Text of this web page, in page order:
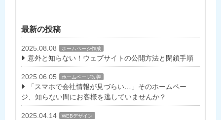
最新の投稿
2025.08.08 ホームページ作成
意外と知らない！ウェブサイトの公開方法と閉鎖手順
2025.06.05 ホームページ改善
「スマホで会社情報が見づらい…」そのホームペー
ジ、知らない間にお客様を逃していませんか？
2025.04.14 WEBデザイン